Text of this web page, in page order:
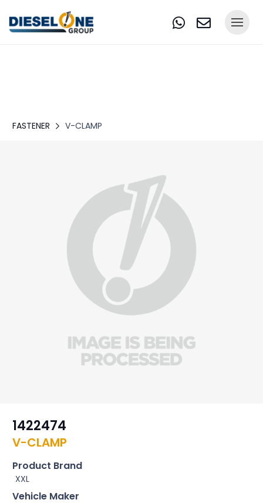
FASTENER V-CLAMP
1422474
V-CLAMP
Product Brand
XXL
Vehicle Maker